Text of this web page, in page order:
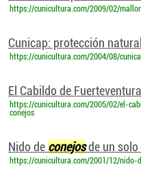
https://cunicultura.com/2009/02/
Cunicap: protección
https://cunicultura.com/2004/08/
El Cabildo de
https://cunicultura.com/2005/02/el-
conejos
Nido de conejosde un solo
https://cunicultura.com/2001/12/